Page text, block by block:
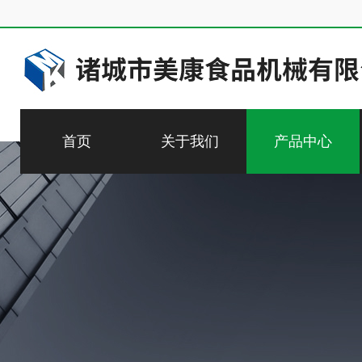
首页 关于我们 产品中心